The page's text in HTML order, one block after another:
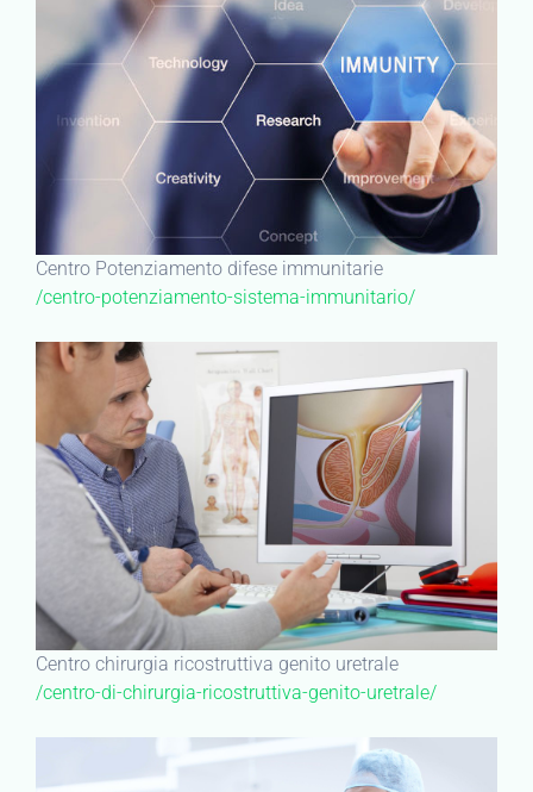
Centro Potenziamento difese immunitarie
/centro-potenziamento-sistema-immunitario/
Centro chirurgia ricostruttiva genito uretrale
/centro-di-chirurgia-ricostruttiva-genito-uretrale/